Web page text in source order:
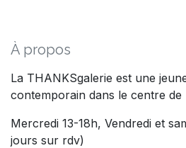
À propos
La THANKSgalerie est une
contemporain dans le centre de
Mercredi 13-18h, Vendredi et
jours sur rdv)